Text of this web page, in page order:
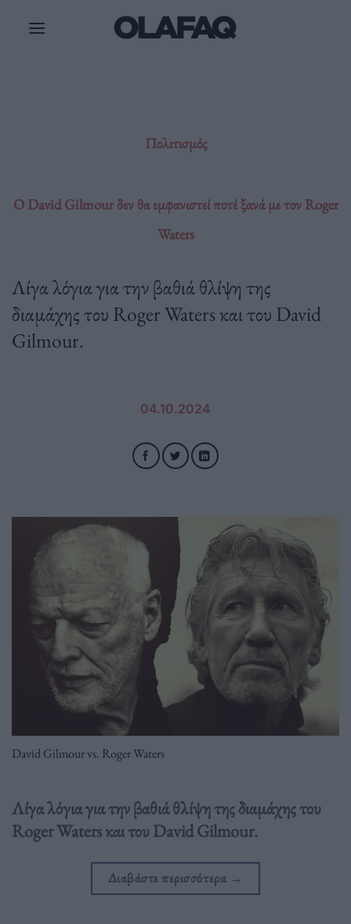
Πολιτισμός
Ο David Gilmour δεν θα εμφανιστεί ποτέ ξανά με τον Roger
Waters
Λίγα λόγια για την βαθιά θλίψη της
διαμάχης του Roger Waters και του David
Gilmour.
04.10.2024
David Gilmour vs. Roger Waters
Λίγα λόγια για την βαθιά θλίψη της διαμάχης του
Roger Waters και του David Gilmour.
Διαβάστε περισσότερα →